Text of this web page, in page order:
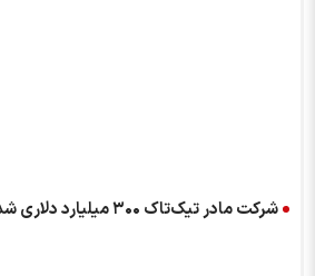
شرکت مادر تیک‌تاک ۳۰۰ میلیارد دلاری شد